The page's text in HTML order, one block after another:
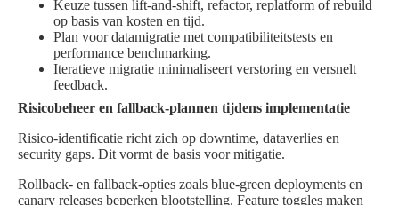
Keuze tussen lift-and-shift, refactor, replatform of rebuild
op basis van kosten en tijd.
Plan voor datamigratie met compatibiliteitstests en
performance benchmarking.
Iteratieve migratie minimaliseert verstoring en versnelt
feedback.
Risicobeheer en fallback-plannen tijdens implementatie
Risico-identificatie richt zich op downtime, dataverlies en
security gaps. Dit vormt de basis voor mitigatie.
Rollback- en fallback-opties zoals blue-green deployments en
canary releases beperken blootstelling. Feature toggles maken